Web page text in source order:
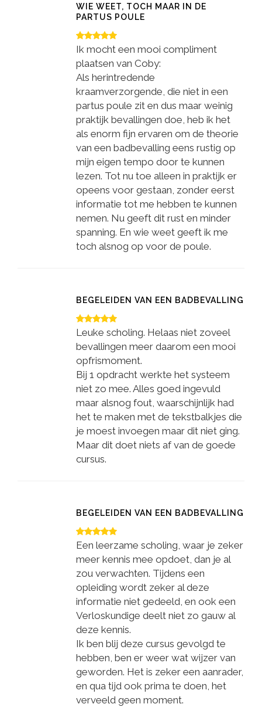
WIE WEET, TOCH MAAR IN DE
PARTUS POULE
Ik mocht een mooi compliment
plaatsen van Coby:
Als herintredende
kraamverzorgende, die niet in een
partus poule zit en dus maar weinig
praktijk bevallingen doe, heb ik het
als enorm fijn ervaren om de theorie
van een badbevalling eens rustig op
mijn eigen tempo door te kunnen
lezen. Tot nu toe alleen in praktijk er
opeens voor gestaan, zonder eerst
informatie tot me hebben te kunnen
nemen. Nu geeft dit rust en minder
spanning. En wie weet geeft ik me
toch alsnog op voor de poule.
BEGELEIDEN VAN EEN BADBEVALLING
Leuke scholing. Helaas niet zoveel
bevallingen meer daarom een mooi
opfrismoment.
Bij 1 opdracht werkte het systeem
niet zo mee. Alles goed ingevuld
maar alsnog fout, waarschijnlijk had
het te maken met de tekstbalkjes die
je moest invoegen maar dit niet ging.
Maar dit doet niets af van de goede
cursus.
BEGELEIDEN VAN EEN BADBEVALLING
Een leerzame scholing, waar je zeker
meer kennis mee opdoet, dan je al
zou verwachten. Tijdens een
opleiding wordt zeker al deze
informatie niet gedeeld, en ook een
Verloskundige deelt niet zo gauw al
deze kennis.
Ik ben blij deze cursus gevolgd te
hebben, ben er weer wat wijzer van
geworden. Het is zeker een aanrader,
en qua tijd ook prima te doen, het
verveeld geen moment.